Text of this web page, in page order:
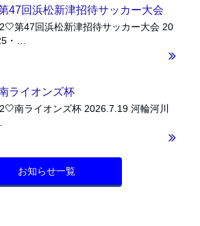
47回浜松新津招待サッカー大会
第47回浜松新津招待サッカー大会 20
・…
ライオンズ杯
南ライオンズ杯 2026.7.19 河輪河川
お知らせ一覧